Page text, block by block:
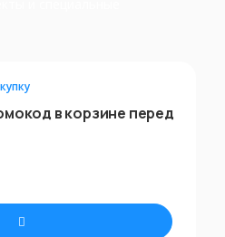
в корзине перед